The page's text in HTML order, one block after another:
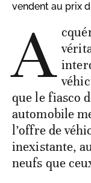
vendent au prix
A
que le fiasco
automobile
l’offre de
inexistante,
neufs que